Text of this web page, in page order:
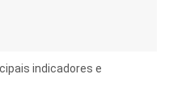
indicadores e